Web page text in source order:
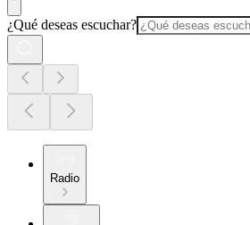
¿Qué deseas escuchar?
Radio